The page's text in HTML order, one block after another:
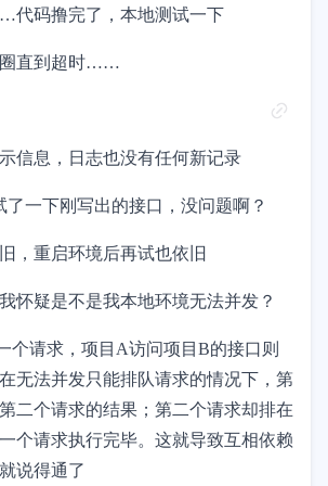
代码撸完了，本地测试一下
圈直到超时……
信息，日志也没有任何新记录
了一下刚写出的接口，没问题啊？
，重启环境后再试也依旧
怀疑是不是我本地环境无法并发？
个请求，项目A访问项目B的接口则
无法并发只能排队请求的情况下，第
二个请求的结果；第二个请求却排在
个请求执行完毕。这就导致互相依赖
说得通了